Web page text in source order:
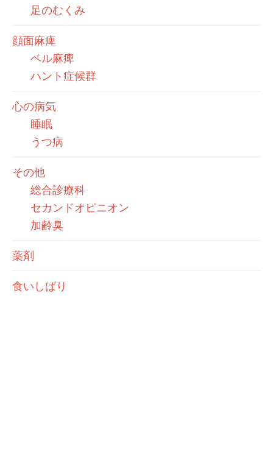
足のむくみ
顔面麻痺
ベル麻痺
ハント症候群
心の病気
睡眠
うつ病
その他
総合診療科
セカンドオピニオン
加齢臭
薬剤
食いしばり